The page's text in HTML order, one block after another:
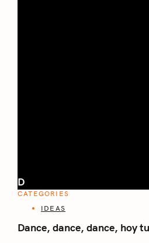
D
CATEGORIES
IDEAS
Dance, dance, dance, hoy